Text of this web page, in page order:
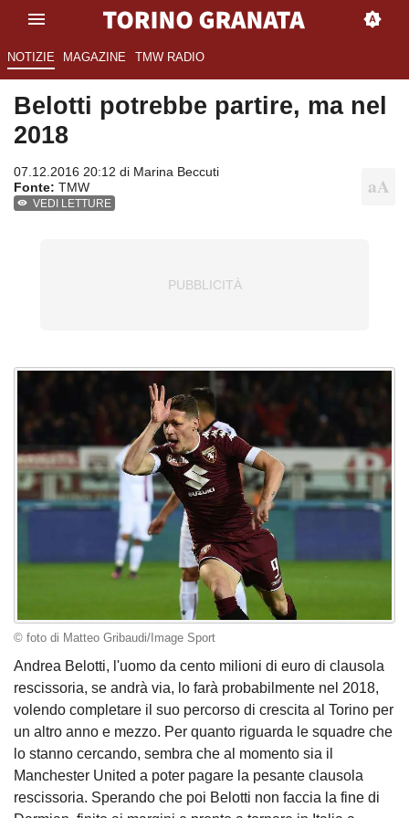
NOTIZIE MAGAZINE TMW RADIO
Belotti potrebbe partire, ma nel
2018
07.12.2016 20:12 di Marina Beccuti
Fonte: TMW
VEDI LETTURE
© foto di Matteo Gribaudi/Image Sport
Andrea Belotti, l'uomo da cento milioni di euro di clausola
rescissoria, se andrà via, lo farà probabilmente nel 2018,
volendo completare il suo percorso di crescita al Torino per
un altro anno e mezzo. Per quanto riguarda le squadre che
lo stanno cercando, sembra che al momento sia il
Manchester United a poter pagare la pesante clausola
rescissoria. Sperando che poi Belotti non faccia la fine di